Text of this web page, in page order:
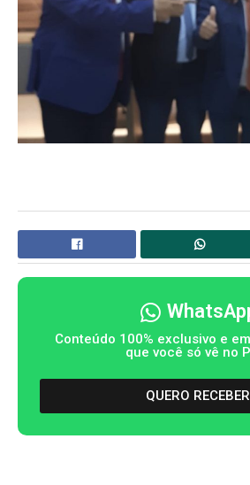
Conteúdo 100% exclusivo e
que você só vê no
QUERO RECEBER